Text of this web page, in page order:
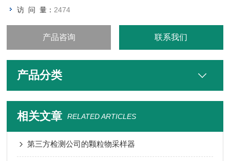
访 问 量： 2474
产品咨询 联系我们
产品分类
相关文章 RELATED ARTICLES
第三方检测公司的颗粒物采样器